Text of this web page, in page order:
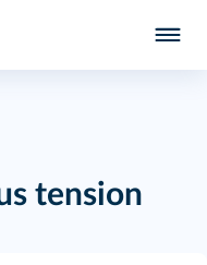
tension